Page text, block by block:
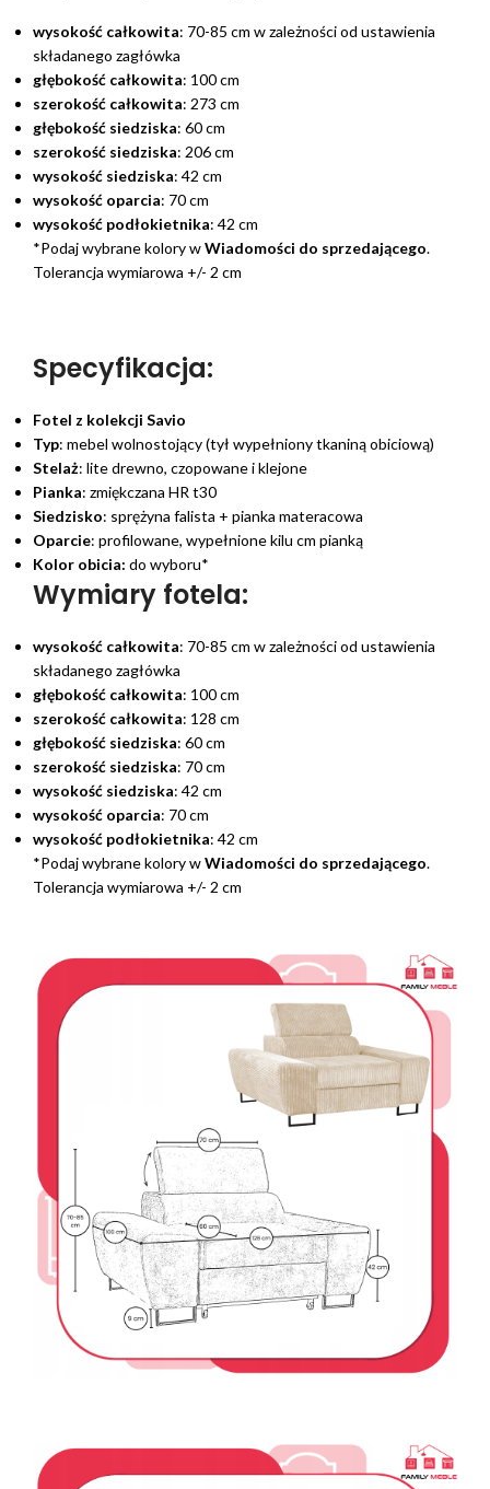
wysokość całkowita: 70-85 cm w zależności od ustawienia
składanego zagłówka
głębokość całkowita: 100 cm
szerokość całkowita: 273 cm
głębokość siedziska: 60 cm
szerokość siedziska: 206 cm
wysokość siedziska: 42 cm
wysokość oparcia: 70 cm
wysokość podłokietnika: 42 cm
*Podaj wybrane kolory wWiadomości do sprzedającego.
Tolerancja wymiarowa +/- 2 cm
Specyfikacja:
Fotel z kolekcji Savio
Typ: mebel wolnostojący (tył wypełniony tkaniną obiciową)
Stelaż: lite drewno, czopowane i klejone
Pianka: zmiękczana HR t30
Siedzisko: sprężyna falista + pianka materacowa
Oparcie: profilowane, wypełnione kilu cm pianką
Kolor obicia: do wyboru*
Wymiary fotela:
wysokość całkowita: 70-85 cm w zależności od ustawienia
składanego zagłówka
głębokość całkowita: 100 cm
szerokość całkowita: 128 cm
głębokość siedziska: 60 cm
szerokość siedziska: 70 cm
wysokość siedziska: 42 cm
wysokość oparcia: 70 cm
wysokość podłokietnika: 42 cm
*Podaj wybrane kolory wWiadomości do sprzedającego.
Tolerancja wymiarowa +/- 2 cm